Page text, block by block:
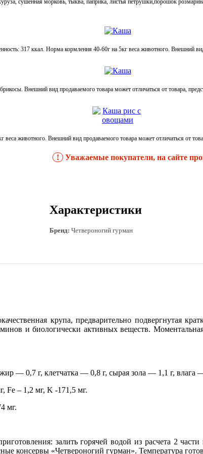
сушенная морковь, тыква, паприка, листья петрушки,порошок
317 ккал. Норма кормления 40-60г на 5кг веса животного. Внешний
Внешний вид продаваемого товара может отличаться от товара,
животного. Внешний вид продаваемого товара может отличаться от
! Уважаемые покупатели, на сайте
Характеристики
Бренд: Четвероногий гурман
крупа, предварительно подвергнутая
и биологически активных веществ.
— 0,7 г, клетчатка — 0,8 г, сырая зола — 1,1 г, влага
Fe – 1,2 мг, K -171,5 мг.
мг.
залить горячей водой из расчета 2
консервы «Четвероногий гурман». Температура